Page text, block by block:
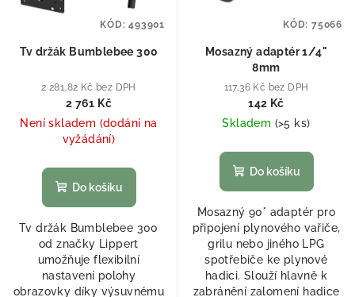
Tv držák Bumblebee 300
2 281,82 Kč bez DPH
2 761 Kč
Není skladem (dodání na
vyžádání)
Do košíku
Tv držák Bumblebee 300
od značky Lippert
umožňuje flexibilní
nastavení polohy
obrazovky díky výsuvnému
KÓD:493901
Mosazný adaptér 1/4"
8mm
117,36 Kč bez DPH
142 Kč
Skladem (>5 ks)
Do košíku
Mosazný 90° adaptér pro
připojení plynového vařiče,
grilu nebo jiného LPG
spotřebiče ke plynové
hadici. Slouží hlavně k
zabránění zalomení hadice
KÓD: 75066